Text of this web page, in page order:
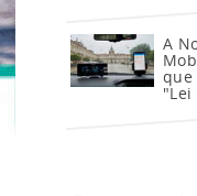
A
que
"Lei